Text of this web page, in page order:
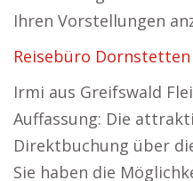
Ihren Vorstellungen
Reisebüro Dornstetten
Irmi aus Greifswald
Auffassung: Die
Direktbuchung über
Sie haben die